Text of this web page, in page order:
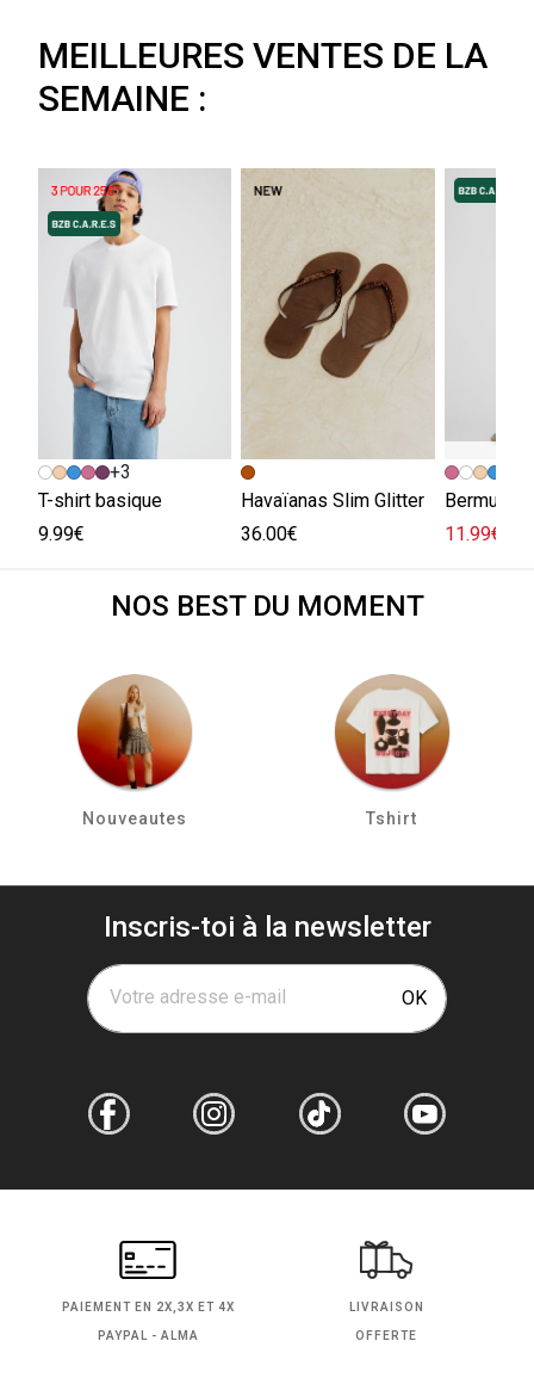
MEILLEURES VENTES DE LA
SEMAINE :
+3
T-shirt basique
9.99€
Havaïanas Slim Glitter
36.00€
Bermuda
11.99€
NOS BEST DU MOMENT
Nouveautes Tshirt
Inscris-toi à la newsletter
Votre adresse e-mail OK
PAIEMENT EN 2X,3X ET 4X
PAYPAL - ALMA
LIVRAISON
OFFERTE